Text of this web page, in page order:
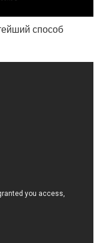
способ